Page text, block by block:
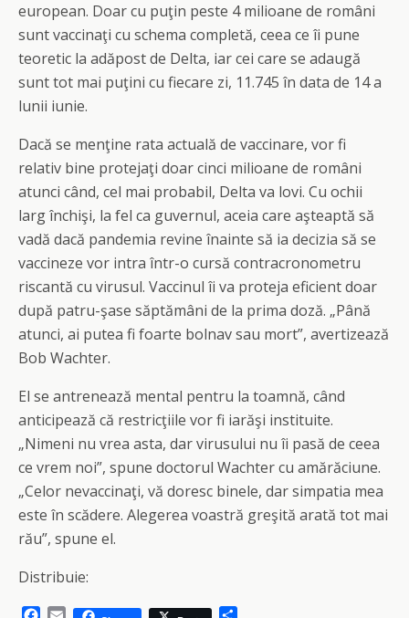
european. Doar cu puţin peste 4 milioane de români
sunt vaccinaţi cu schema completă, ceea ce îi pune
teoretic la adăpost de Delta, iar cei care se adaugă
sunt tot mai puţini cu fiecare zi, 11.745 în data de 14 a
lunii iunie.
Dacă se menţine rata actuală de vaccinare, vor fi
relativ bine protejaţi doar cinci milioane de români
atunci când, cel mai probabil, Delta va lovi. Cu ochii
larg închişi, la fel ca guvernul, aceia care aşteaptă să
vadă dacă pandemia revine înainte să ia decizia să se
vaccineze vor intra într-o cursă contracronometru
riscantă cu virusul. Vaccinul îi va proteja eficient doar
după patru-şase săptămâni de la prima doză. „Până
atunci, ai putea fi foarte bolnav sau mort”, avertizează
Bob Wachter.
El se antrenează mental pentru la toamnă, când
anticipează că restricţiile vor fi iarăşi instituite.
„Nimeni nu vrea asta, dar virusului nu îi pasă de ceea
ce vrem noi”, spune doctorul Wachter cu amărăciune.
„Celor nevaccinaţi, vă doresc binele, dar simpatia mea
este în scădere. Alegerea voastră greşită arată tot mai
rău”, spune el.
Distribuie: